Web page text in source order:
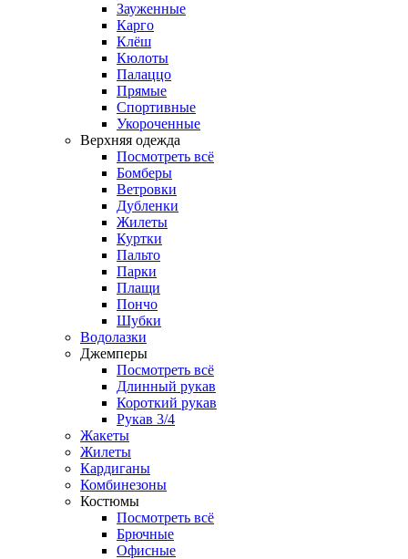
Зауженные
Карго
Клёш
Кюлоты
Палаццо
Прямые
Спортивные
Укороченные
Верхняя одежда
Посмотреть всё
Бомберы
Ветровки
Дубленки
Жилеты
Куртки
Пальто
Парки
Плащи
Пончо
Шубки
Водолазки
Джемперы
Посмотреть всё
Длинный рукав
Короткий рукав
Рукав 3/4
Жакеты
Жилеты
Кардиганы
Комбинезоны
Костюмы
Посмотреть всё
Брючные
Офисные